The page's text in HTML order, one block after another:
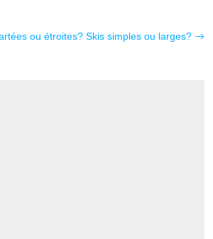
ou étroites? Skis simples ou larges?